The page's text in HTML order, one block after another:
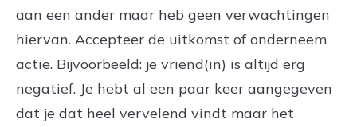
aan een ander maar heb geen verwachtingen
hiervan. Accepteer de uitkomst of onderneem
actie. Bijvoorbeeld: je vriend(in) is altijd erg
negatief. Je hebt al een paar keer aangegeven
dat je dat heel vervelend vindt maar het